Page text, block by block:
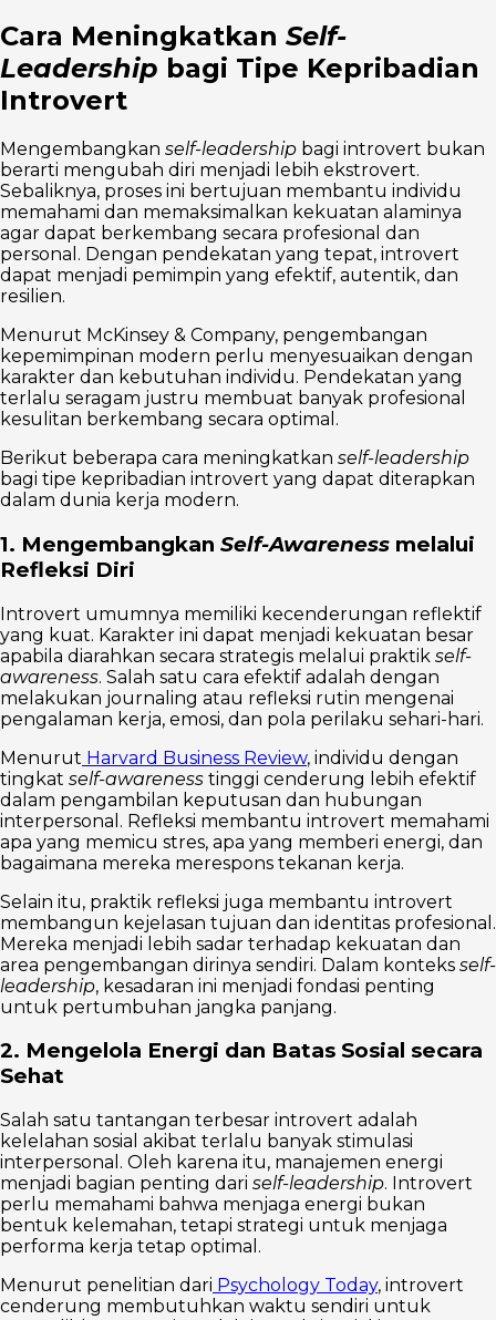
Cara Meningkatkan Self-
Leadership bagi Tipe Kepribadian
Introvert
Mengembangkan self-leadership bagi introvert bukan
berarti mengubah diri menjadi lebih ekstrovert.
Sebaliknya, proses ini bertujuan membantu individu
memahami dan memaksimalkan kekuatan alaminya
agar dapat berkembang secara profesional dan
personal. Dengan pendekatan yang tepat, introvert
dapat menjadi pemimpin yang efektif, autentik, dan
resilien.
Menurut McKinsey & Company, pengembangan
kepemimpinan modern perlu menyesuaikan dengan
karakter dan kebutuhan individu. Pendekatan yang
terlalu seragam justru membuat banyak profesional
kesulitan berkembang secara optimal.
Berikut beberapa cara meningkatkan self-leadership
bagi tipe kepribadian introvert yang dapat diterapkan
dalam dunia kerja modern.
1. Mengembangkan Self-Awareness melalui
Refleksi Diri
Introvert umumnya memiliki kecenderungan reflektif
yang kuat. Karakter ini dapat menjadi kekuatan besar
apabila diarahkan secara strategis melalui praktik self-
awareness. Salah satu cara efektif adalah dengan
melakukan journaling atau refleksi rutin mengenai
pengalaman kerja, emosi, dan pola perilaku sehari-hari.
Menurut Harvard Business Review, individu dengan
tingkat self-awareness tinggi cenderung lebih efektif
dalam pengambilan keputusan dan hubungan
interpersonal. Refleksi membantu introvert memahami
apa yang memicu stres, apa yang memberi energi, dan
bagaimana mereka merespons tekanan kerja.
Selain itu, praktik refleksi juga membantu introvert
membangun kejelasan tujuan dan identitas profesional.
Mereka menjadi lebih sadar terhadap kekuatan dan
area pengembangan dirinya sendiri. Dalam konteks self-
leadership, kesadaran ini menjadi fondasi penting
untuk pertumbuhan jangka panjang.
2. Mengelola Energi dan Batas Sosial secara
Sehat
Salah satu tantangan terbesar introvert adalah
kelelahan sosial akibat terlalu banyak stimulasi
interpersonal. Oleh karena itu, manajemen energi
menjadi bagian penting dari self-leadership. Introvert
perlu memahami bahwa menjaga energi bukan
bentuk kelemahan, tetapi strategi untuk menjaga
performa kerja tetap optimal.
Menurut penelitian dari Psychology Today, introvert
cenderung membutuhkan waktu sendiri untuk